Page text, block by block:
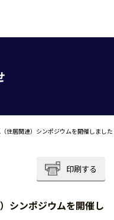
住居関連）シンポジウムを開催しました
印刷する
シンポジウムを開催し